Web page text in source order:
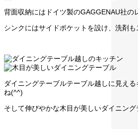
背面収納にはドイツ製のGAGGENAU社の
シンクにはサイドポケットを設け、洗剤も
ダイニングテーブルテーブル越しに見え
ね(^^)
そして伸びやかな木目が美しいダイニング